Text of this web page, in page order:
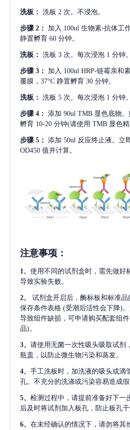
洗板： 洗板 2 次。不浸泡。
步骤 2： 加入 100ul 生物素-抗体工
静置孵育 60 分钟。
洗板： 洗板 3 次。每次浸泡 1 分钟。
步骤 3： 加入 100ul HRP-链霉亲和
覆膜，37°C 静置孵育 30 分钟。
洗板： 洗板 5 次。每次浸泡 1 分钟。
步骤 4： 添加 90ul TMB 显色底物
孵育 10-20 分钟(请使用 TMB 显色精
步骤 5： 添加 50ul 反应终止液。立
OD450 值并计算。
注意事项 ：
1、 使用不同的试剂盒时，需先做好
导致实验失败。
2、
试剂盒开启后，酶标板和标准
保存条件表格 (受潮后活性会下降)
导致组件缺损，可申请购买配套组件
品)。
3、 请使用无菌一次性吸头吸取试剂
瓶盖，以防止微生物污染和蒸发。
4、 手工洗板时，加洗液的吸头或滴
孔。不充分的洗涤或污染容易造成假
5、 检测过程中，请提前准备好下一
后及时将试剂加入板孔，防止板孔干
6、 在未经确认的情况下，请勿将其